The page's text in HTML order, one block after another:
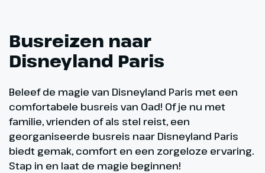
Busreizen naar
Disneyland Paris
Beleef de magie van Disneyland Paris met een
comfortabele busreis van Oad! Of je nu met
familie, vrienden of als stel reist, een
georganiseerde busreis naar Disneyland Paris
biedt gemak, comfort en een zorgeloze ervaring.
Stap in en laat de magie beginnen!